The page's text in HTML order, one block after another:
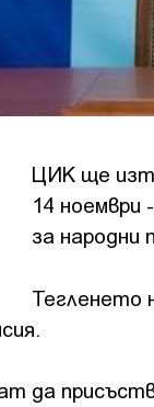
ЦИК ще
14 ноември
за народни
Тегленето
да